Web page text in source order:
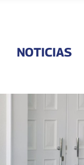
NOTICIAS